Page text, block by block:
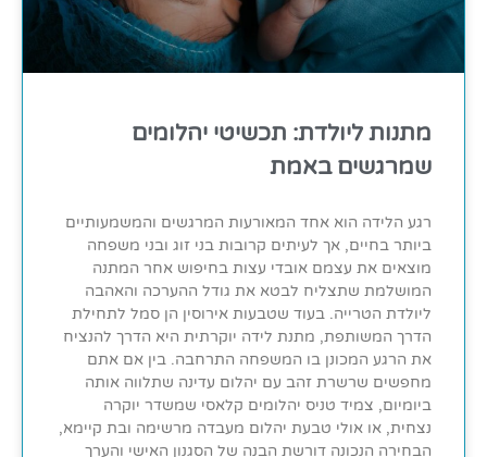
מתנות ליולדת: תכשיטי יהלומים
שמרגשים באמת
רגע הלידה הוא אחד המאורעות המרגשים והמשמעותיים
ביותר בחיים, אך לעיתים קרובות בני זוג ובני משפחה
מוצאים את עצמם אובדי עצות בחיפוש אחר המתנה
המושלמת שתצליח לבטא את גודל ההערכה והאהבה
ליולדת הטרייה. בעוד שטבעות אירוסין הן סמל לתחילת
הדרך המשותפת, מתנת לידה יוקרתית היא הדרך להנציח
את הרגע המכונן בו המשפחה התרחבה. בין אם אתם
מחפשים שרשרת זהב עם יהלום עדינה שתלווה אותה
ביומיום, צמיד טניס יהלומים קלאסי שמשדר יוקרה
נצחית, או אולי טבעת יהלום מעבדה מרשימה ובת קיימא,
הבחירה הנכונה דורשת הבנה של הסגנון האישי והערך